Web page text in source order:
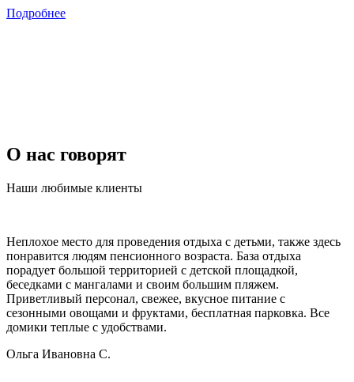
Подробнее
О нас говорят
Наши любимые клиенты
Неплохое место для проведения отдыха с детьми, также здесь
понравится людям пенсионного возраста. База отдыха
порадует большой территорией с детской площадкой,
беседками с мангалами и своим большим пляжем.
Приветливый персонал, свежее, вкусное питание с
сезонными овощами и фруктами, бесплатная парковка. Все
домики теплые с удобствами.
Ольга Ивановна С.